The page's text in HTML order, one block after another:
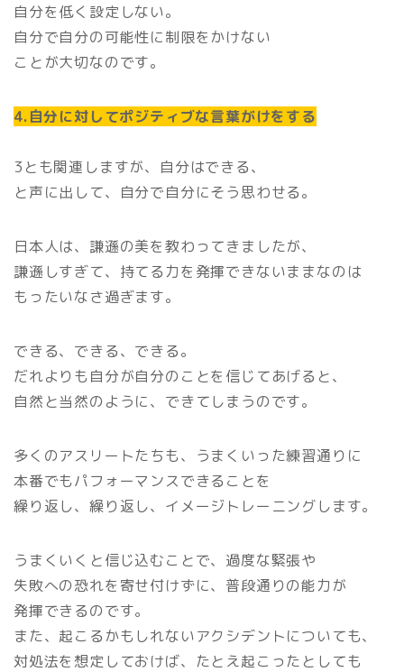
自分を低く設定しない。
自分で自分の可能性に制限をかけない
ことが大切なのです。
4.自分に対してポジティブな言葉がけをする
3とも関連しますが、自分はできる、
と声に出して、自分で自分にそう思わせる。
日本人は、謙遜の美を教わってきましたが、
謙遜しすぎて、持てる力を発揮できないままなのは
もったいなさ過ぎます。
できる、できる、できる。
だれよりも自分が自分のことを信じてあげると、
自然と当然のように、できてしまうのです。
多くのアスリートたちも、うまくいった練習通りに
本番でもパフォーマンスできることを
繰り返し、繰り返し、イメージトレーニングします。
うまくいくと信じ込むことで、過度な緊張や
失敗への恐れを寄せ付けずに、普段通りの能力が
発揮できるのです。
また、起こるかもしれないアクシデントについても、
対処法を想定しておけば、たとえ起こったとしても